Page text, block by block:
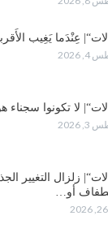
عِنْدَما يَغِيب
2026
لا تكونوا سجناء
2026
زلزال التغيير
أو…